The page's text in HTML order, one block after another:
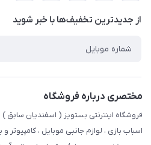
درباره ما
حریم خصوصی
راهنما
از جدید‌ترین تخفیف‌ها با‌ خبر شوید
مختصری درباره فروشگاه